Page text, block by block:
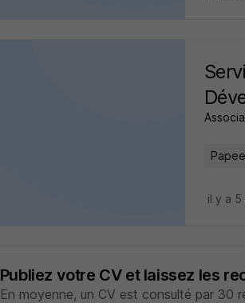
il y a 5
Publiez votre CV et laissez les
En moyenne, un CV est consulté par 30